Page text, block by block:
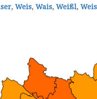
, Weis, Wais, Weißl,